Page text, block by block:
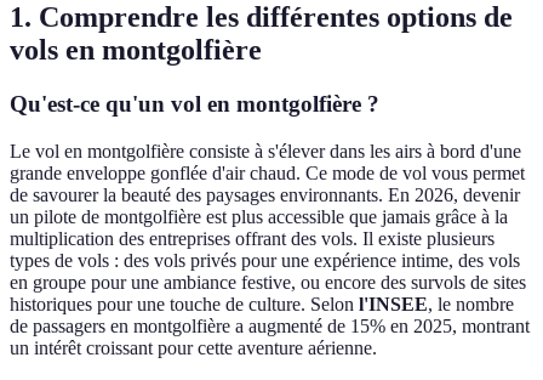
1. Comprendre les différentes options de
vols en montgolfière
Qu'est-ce qu'un vol en montgolfière ?
Le vol en montgolfière consiste à s'élever dans les airs à bord d'une
grande enveloppe gonflée d'air chaud. Ce mode de vol vous permet
de savourer la beauté des paysages environnants. En 2026, devenir
un pilote de montgolfière est plus accessible que jamais grâce à la
multiplication des entreprises offrant des vols. Il existe plusieurs
types de vols : des vols privés pour une expérience intime, des vols
en groupe pour une ambiance festive, ou encore des survols de sites
historiques pour une touche de culture. Selon l'INSEE, le nombre
de passagers en montgolfière a augmenté de 15% en 2025, montrant
un intérêt croissant pour cette aventure aérienne.